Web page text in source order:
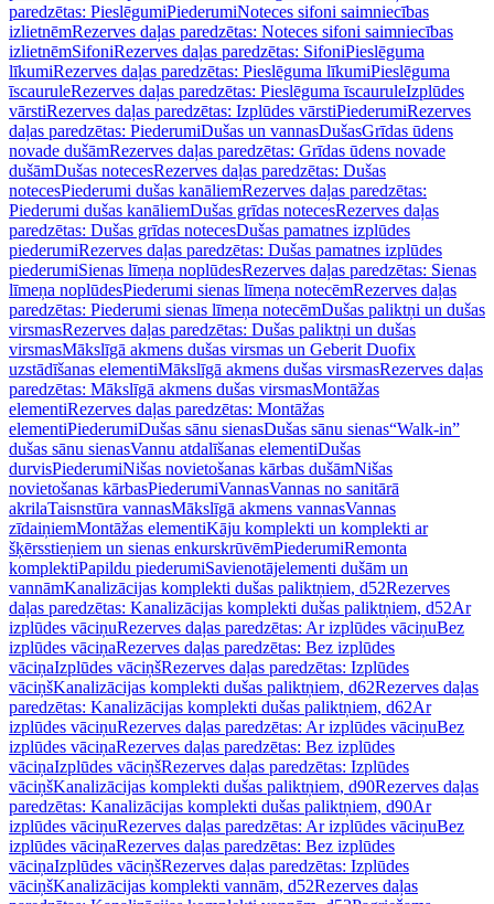
paredzētas: PieslēgumiPiederumiNoteces sifoni saimniecības
izlietnēmRezerves daļas paredzētas: Noteces sifoni saimniecības
izlietnēmSifoniRezerves daļas paredzētas: SifoniPieslēguma
līkumiRezerves daļas paredzētas: Pieslēguma līkumiPieslēguma
īscauruleRezerves daļas paredzētas: Pieslēguma īscauruleIzplūdes
vārstiRezerves daļas paredzētas: Izplūdes vārstiPiederumiRezerves
daļas paredzētas: PiederumiDušas un vannasDušasGrīdas ūdens
novade dušāmRezerves daļas paredzētas: Grīdas ūdens novade
dušāmDušas notecesRezerves daļas paredzētas: Dušas
notecesPiederumi dušas kanāliemRezerves daļas paredzētas:
Piederumi dušas kanāliemDušas grīdas notecesRezerves daļas
paredzētas: Dušas grīdas notecesDušas pamatnes izplūdes
piederumiRezerves daļas paredzētas: Dušas pamatnes izplūdes
piederumiSienas līmeņa noplūdesRezerves daļas paredzētas: Sienas
līmeņa noplūdesPiederumi sienas līmeņa notecēmRezerves daļas
paredzētas: Piederumi sienas līmeņa notecēmDušas paliktņi un dušas
virsmasRezerves daļas paredzētas: Dušas paliktņi un dušas
virsmasMākslīgā akmens dušas virsmas un Geberit Duofix
uzstādīšanas elementiMākslīgā akmens dušas virsmasRezerves daļas
paredzētas: Mākslīgā akmens dušas virsmasMontāžas
elementiRezerves daļas paredzētas: Montāžas
elementiPiederumiDušas sānu sienasDušas sānu sienas“Walk-in”
dušas sānu sienasVannu atdalīšanas elementiDušas
durvisPiederumiNišas novietošanas kārbas dušāmNišas
novietošanas kārbasPiederumiVannasVannas no sanitārā
akrilaTaisnstūra vannasMākslīgā akmens vannasVannas
zīdaiņiemMontāžas elementiKāju komplekti un komplekti ar
šķērsstieņiem un sienas enkurskrūvēmPiederumiRemonta
komplektiPapildu piederumiSavienotājelementi dušām un
vannāmKanalizācijas komplekti dušas paliktņiem, d52Rezerves
daļas paredzētas: Kanalizācijas komplekti dušas paliktņiem, d52Ar
izplūdes vāciņuRezerves daļas paredzētas: Ar izplūdes vāciņuBez
izplūdes vāciņaRezerves daļas paredzētas: Bez izplūdes
vāciņaIzplūdes vāciņšRezerves daļas paredzētas: Izplūdes
vāciņšKanalizācijas komplekti dušas paliktņiem, d62Rezerves daļas
paredzētas: Kanalizācijas komplekti dušas paliktņiem, d62Ar
izplūdes vāciņuRezerves daļas paredzētas: Ar izplūdes vāciņuBez
izplūdes vāciņaRezerves daļas paredzētas: Bez izplūdes
vāciņaIzplūdes vāciņšRezerves daļas paredzētas: Izplūdes
vāciņšKanalizācijas komplekti dušas paliktņiem, d90Rezerves daļas
paredzētas: Kanalizācijas komplekti dušas paliktņiem, d90Ar
izplūdes vāciņuRezerves daļas paredzētas: Ar izplūdes vāciņuBez
izplūdes vāciņaRezerves daļas paredzētas: Bez izplūdes
vāciņaIzplūdes vāciņšRezerves daļas paredzētas: Izplūdes
vāciņšKanalizācijas komplekti vannām, d52Rezerves daļas